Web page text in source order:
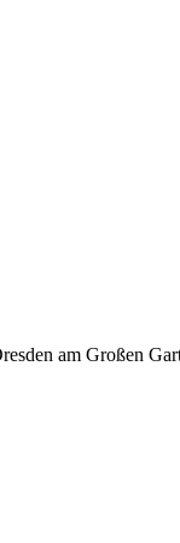
am Großen